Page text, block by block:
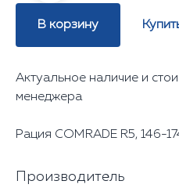
В корзину
Актуальное наличие и
менеджера
Рация COMRADE R5, 146-
Производитель